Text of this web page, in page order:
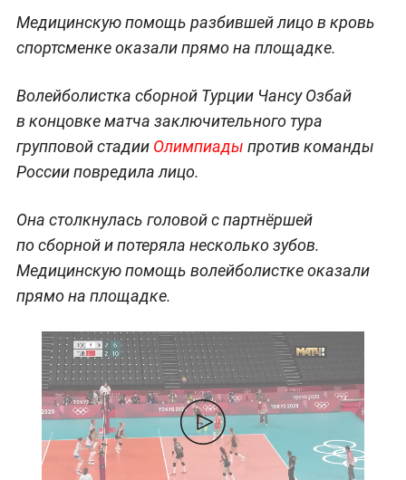
Медицинскую помощь разбившей лицо в кровь
спортсменке оказали прямо на площадке.
Волейболистка сборной Турции Чансу Озбай
в концовке матча заключительного тура
групповой стадии Олимпиады против команды
России повредила лицо.
Она столкнулась головой с партнёршей
по сборной и потеряла несколько зубов.
Медицинскую помощь волейболистке оказали
прямо на площадке.